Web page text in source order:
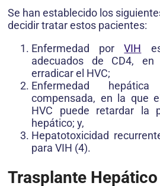
Se han establecido los
decidir tratar estos pacientes:
Enfermedad porVIH
adecuados de CD4,
erradicar el HVC;
Enfermedad
compensada, en la que
HVC puede retardar la
hepático; y,
Hepatotoxicidad
para VIH (4).
Trasplante